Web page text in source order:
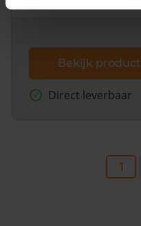
Bekijk product
Direct leverbaar
1